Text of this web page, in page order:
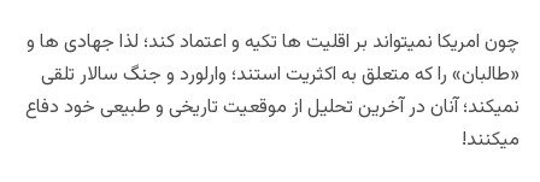
چون امریکا نمیتواند بر اقلیت ها تکیه و اعتماد کند؛ لذا جهادی ها و
«طالبان» را که متعلق به اکثریت استند؛ وارلورد و جنگ سالار تلقی
نمیکند؛ آنان در آخرین تحلیل از موقعیت تاریخی و طبیعی خود دفاع
میکنند!